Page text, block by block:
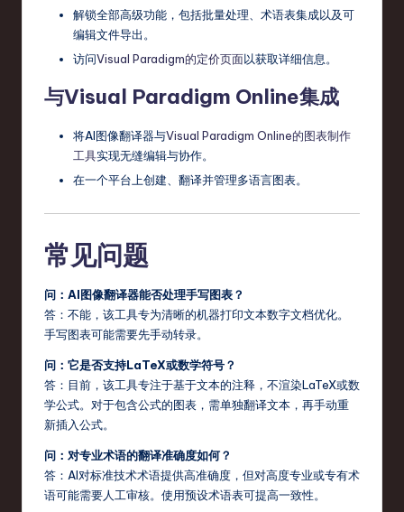
解锁全部高级功能，包括批量处理、术语表集成以及可
编辑文件导出。
访问Visual Paradigm的定价页面以获取详细信息。
与Visual Paradigm Online集成
将AI图像翻译器与Visual Paradigm Online的图表制作
工具实现无缝编辑与协作。
在一个平台上创建、翻译并管理多语言图表。
常见问题
问：AI图像翻译器能否处理手写图表？
答：不能，该工具专为清晰的机器打印文本数字文档优化。
手写图表可能需要先手动转录。
问：它是否支持LaTeX或数学符号？
答：目前，该工具专注于基于文本的注释，不渲染LaTeX或数
学公式。对于包含公式的图表，需单独翻译文本，再手动重
新插入公式。
问：对专业术语的翻译准确度如何？
答：AI对标准技术术语提供高准确度，但对高度专业或专有术
语可能需要人工审核。使用预设术语表可提高一致性。